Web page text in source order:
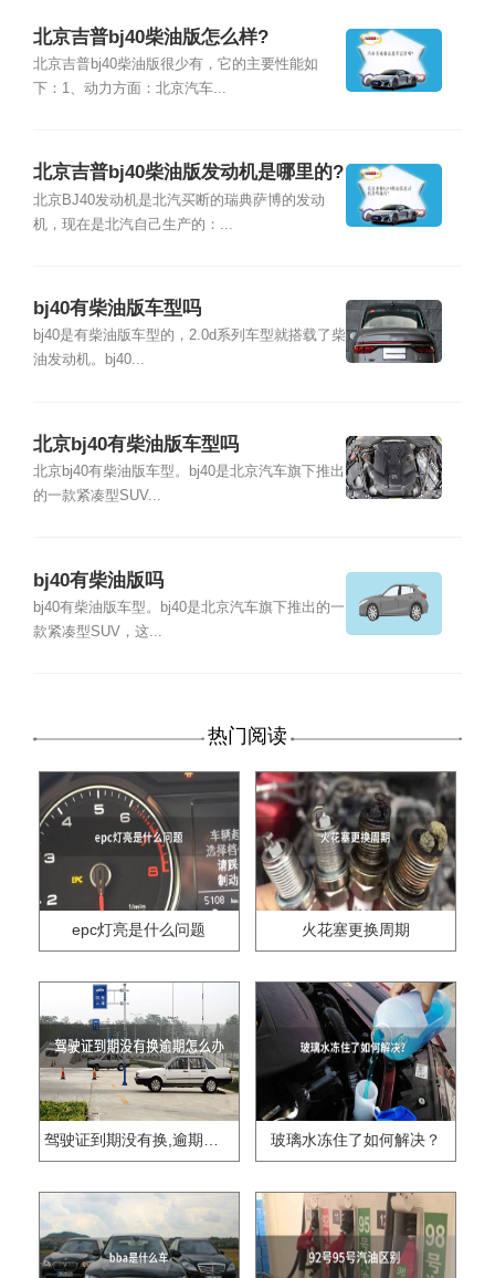
北京吉普bj40柴油版怎么样?
北京吉普bj40柴油版很少有，它的主要性能如
下：1、动力方面：北京汽车...
北京吉普bj40柴油版发动机是哪里的?
北京BJ40发动机是北汽买断的瑞典萨博的发动
机，现在是北汽自己生产的：...
bj40有柴油版车型吗
bj40是有柴油版车型的，2.0d系列车型就搭载了柴
油发动机。bj40...
北京bj40有柴油版车型吗
北京bj40有柴油版车型。bj40是北京汽车旗下推出
的一款紧凑型SUV...
bj40有柴油版吗
bj40有柴油版车型。bj40是北京汽车旗下推出的一
款紧凑型SUV，这...
热门阅读
epc灯亮是什么问题 火花塞更换周期
驾驶证到期没有换,逾期怎么办?? 玻璃水冻住了如何解决？